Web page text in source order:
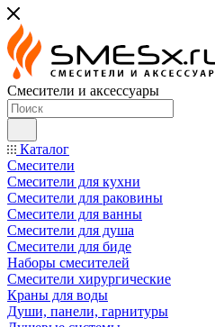
Смесители и аксессуары
Каталог
Смесители
Смесители для кухни
Смесители для раковины
Смесители для ванны
Смесители для душа
Смесители для биде
Наборы смесителей
Смесители хирургические
Краны для воды
Души, панели, гарнитуры